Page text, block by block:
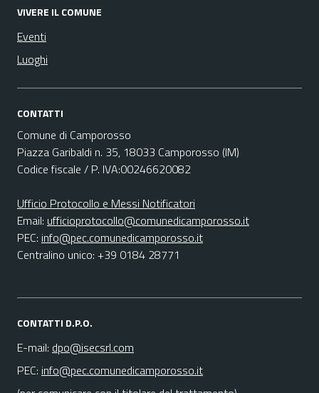
VIVERE IL COMUNE
Eventi
Luoghi
CONTATTI
Comune di Camporosso
Piazza Garibaldi n. 35, 18033 Camporosso (IM)
Codice fiscale / P. IVA:00246620082
Ufficio Protocollo e Messi Notificatori
Email: ufficioprotocollo@comunedicamporosso.it
PEC: info@pec.comunedicamporosso.it
Centralino unico: +39 0184 28771
CONTATTI D.P.O.
E-mail: dpo@isecsrl.com
PEC: info@pec.comunedicamporosso.it